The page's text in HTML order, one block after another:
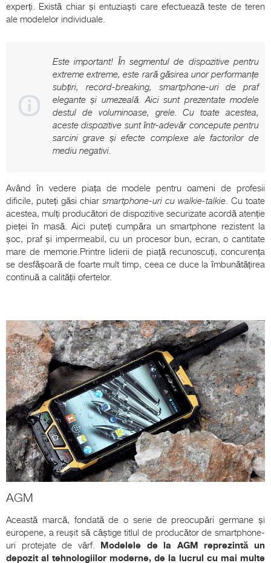
experți. Există chiar și entuziaști care efectuează teste de teren
ale modelelor individuale.
Este important! În segmentul de dispozitive pentru
extreme extreme, este rară găsirea unor performanțe
subțiri, record-breaking, smartphone-uri de praf
elegante și umezeală. Aici sunt prezentate modele
destul de voluminoase, grele. Cu toate acestea,
aceste dispozitive sunt într-adevăr concepute pentru
sarcini grave și efecte complexe ale factorilor de
mediu negativi.
Având în vedere piața de modele pentru oameni de profesii
dificile, puteți găsi chiar smartphone-uri cu walkie-talkie . Cu toate
acestea, mulți producători de dispozitive securizate acordă atenție
pieței în masă. Aici puteți cumpăra un smartphone rezistent la
șoc, praf și impermeabil, cu un procesor bun, ecran, o cantitate
mare de memorie.Printre liderii de piață recunoscuți, concurența
se desfășoară de foarte mult timp, ceea ce duce la îmbunătățirea
continuă a calității ofertelor.
AGM
Această marcă, fondată de o serie de preocupări germane și
europene, a reușit să câștige titlul de producător de smartphone-
uri protejate de vârf. Modelele de la AGM reprezintă un
depozit al tehnologiilor moderne, de la lucrul cu mai multe